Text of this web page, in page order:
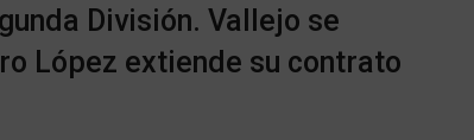
División. Vallejo se
López extiende su contrato